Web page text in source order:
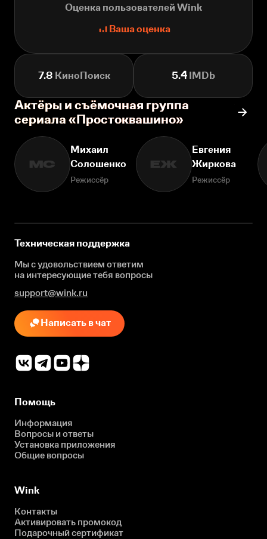
Оценка пользователей Wink
Ваша оценка
7.8 КиноПоиск 5.4IMDb
Актёры и съёмочная группа
сериала «Простоквашино»
МС
Михаил
Солошенко
Режиссёр
ЕЖ
Евгения
Жиркова
Режиссёр
Техническая поддержка
Мы с удовольствием ответим
на интересующиетебя вопросы
support@wink.ru
Написать в чат
Помощь
Информация
Вопросы и ответы
Установка приложения
Общие вопросы
Wink
Контакты
Активировать промокод
Подарочный сертификат